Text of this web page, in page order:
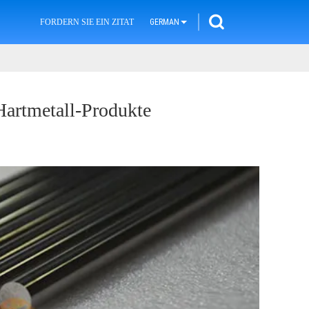
FORDERN SIE EIN ZITAT GERMAN
Produkte